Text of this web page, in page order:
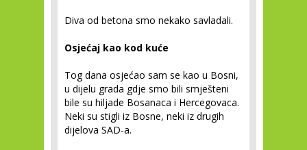
Diva od betona smo nekako savladali.
Osjećaj kao kod kuće
Tog dana osjećao sam se kao u Bosni,
u dijelu grada gdje smo bili smješteni
bile su hiljade Bosanaca i Hercegovaca.
Neki su stigli iz Bosne, neki iz drugih
dijelova SAD-a.